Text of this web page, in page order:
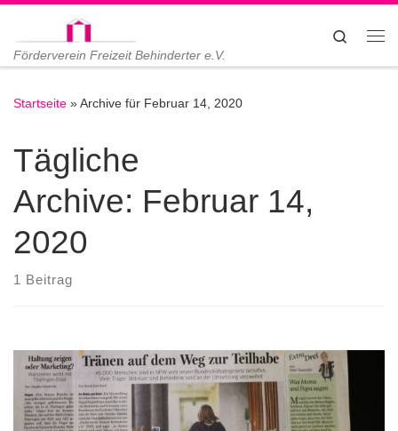
Zum Inhalt springen
Förderverein Freizeit Behinderter e.V.
Search
Startseite »Archive für Februar 14, 2020
Tägliche
Archive: Februar 14,
2020
1 Beitrag